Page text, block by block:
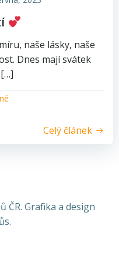
naše lásky, naše
Dnes mají svátek
Celý článek
ČR. Grafika a design